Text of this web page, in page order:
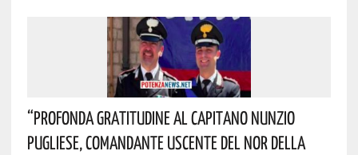
“Profonda Gratitudine Al Capitano Nunzio
Pugliese, Comandante Uscente Del NOR Della